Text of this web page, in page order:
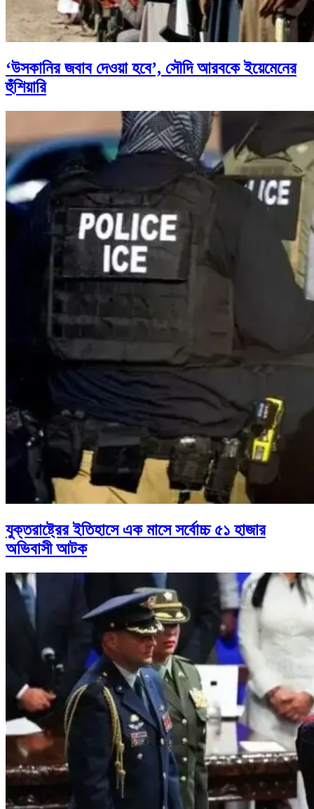
‘উসকানির জবাব দেওয়া হবে’, সৌদি আরবকে ইয়েমেনের
হুঁশিয়ারি
যুক্তরাষ্ট্রের ইতিহাসে এক মাসে সর্বোচ্চ ৫১ হাজার
অভিবাসী আটক